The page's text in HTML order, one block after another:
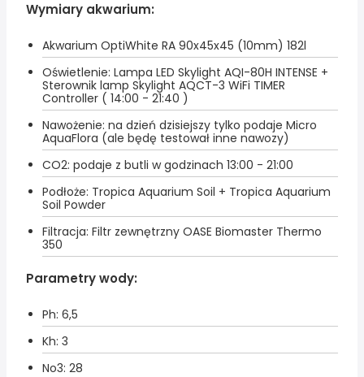
Wymiary akwarium:
Akwarium OptiWhite RA 90x45x45 (10mm) 182l
Oświetlenie: Lampa LED Skylight AQI-80H INTENSE +
Sterownik lamp Skylight AQCT-3 WiFi TIMER
Controller ( 14:00 - 21:40 )
Nawożenie: na dzień dzisiejszy tylko podaje Micro
AquaFlora (ale będę testował inne nawozy)
CO2: podaje z butli w godzinach 13:00 - 21:00
Podłoże: Tropica Aquarium Soil + Tropica Aquarium
Soil Powder
Filtracja: Filtr zewnętrzny OASE Biomaster Thermo
350
Parametry wody:
Ph: 6,5
Kh: 3
No3: 28